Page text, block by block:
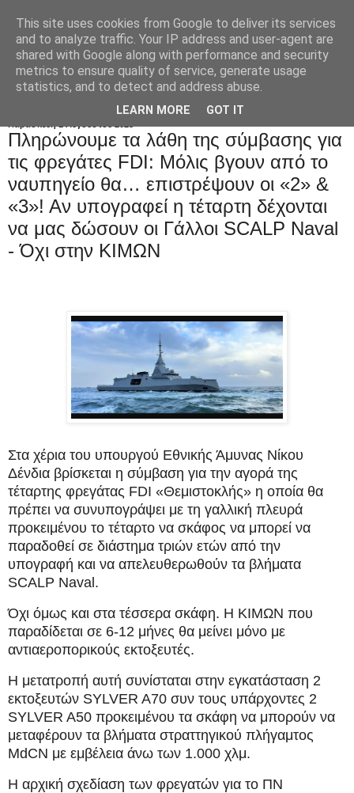
Πληρώνουμε τα λάθη της σύμβασης για
τις φρεγάτες FDI: Mόλις βγουν από το
ναυπηγείο θα… επιστρέψουν οι «2» &
«3»! Αν υπογραφεί η τέταρτη δέχονται
να μας δώσουν oι Γάλλοι SCALP Naval
- Όχι στην ΚΙΜΩΝ
Στα χέρια του υπουργού Εθνικής Άμυνας Νίκου
Δένδια βρίσκεται η σύμβαση για την αγορά της
τέταρτης φρεγάτας FDI «Θεμιστοκλής» η οποία θα
πρέπει να συνυπογράψει με τη γαλλική πλευρά
προκειμένου το τέταρτο να σκάφος να μπορεί να
παραδοθεί σε διάστημα τριών ετών από την
υπογραφή και να απελευθερωθούν τα βλήματα
SCALP Naval.
Όχι όμως και στα τέσσερα σκάφη. Η ΚΙΜΩΝ που
παραδίδεται σε 6-12 μήνες θα μείνει μόνο με
αντιαεροπορικούς εκτοξευτές.
Η μετατροπή αυτή συνίσταται στην εγκατάσταση 2
εκτοξευτών SYLVER A70 συν τους υπάρχοντες 2
SYLVER A50 προκειμένου τα σκάφη να μπορούν να
μεταφέρουν τα βλήματα στραττηγικού πλήγαμτος
MdCN με εμβέλεια άνω των 1.000 χλμ.
Η αρχική σχεδίαση των φρεγατών για το ΠΝ
This site uses cookies from Google to deliver its services
and to analyze traffic. Your IP address and user-agent are
shared with Google along with performance and security
metrics to ensure quality of service, generate usage
statistics, and to detect and address abuse.
LEARN MORE GOT IT